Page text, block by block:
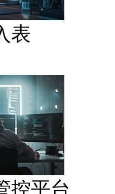
表
控平台